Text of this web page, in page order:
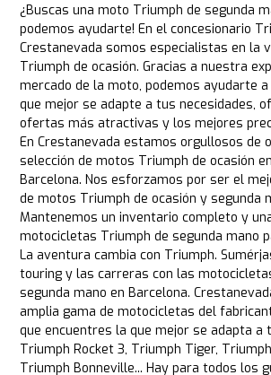
¿Buscas una moto Triumph de segunda
podemos ayudarte! En el concesionario
Crestanevada somos especialistas en la
Triumph de ocasión. Gracias a nuestra
mercado de la moto, podemos ayudarte
que mejor se adapte a tus necesidades,
ofertas más atractivas y los mejores
En Crestanevada estamos orgullosos de
selección de motos Triumph de ocasión
Barcelona. Nos esforzamos por ser el
de motos Triumph de ocasión y segunda
Mantenemos un inventario completo y
motocicletas Triumph de segunda mano
La aventura cambia con Triumph.
touring y las carreras con las
segunda mano en Barcelona.
amplia gama de motocicletas del
que encuentres la que mejor se adapta a
Triumph Rocket 3, Triumph Tiger,
Triumph Bonneville... Hay para todos los